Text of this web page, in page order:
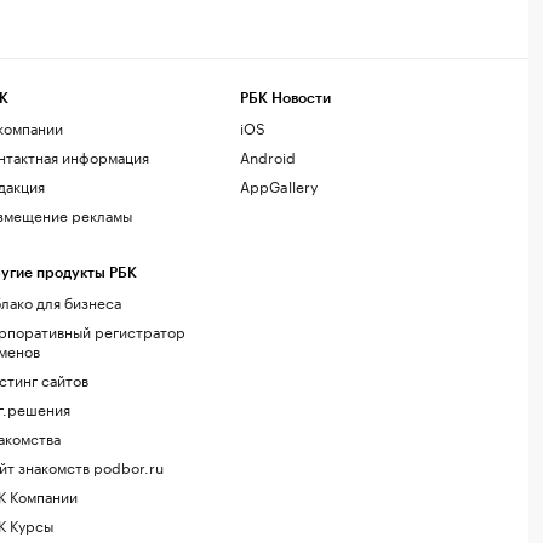
информация
рекламы
продукты РБК
для бизнеса
регистратор
сайтов
знакомств podbor.ru
Компании
Курсы
РБК Новости
iOS
Android
AppGallery